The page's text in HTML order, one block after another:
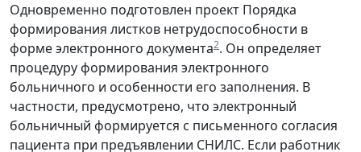
Одновременно подготовлен проект Порядка
формирования листков нетрудоспособности в
форме электронного документа2. Он определяет
процедуру формирования электронного
больничного и особенности его заполнения. В
частности, предусмотрено, что электронный
больничный формируется с письменного согласия
пациента при предъявлении СНИЛС. Если работник